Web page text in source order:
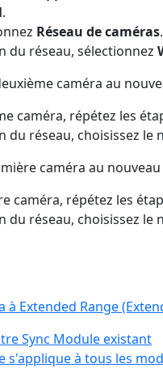
.
Réseau de caméras.
du réseau, sélectionnez
caméra au
caméra, répétez les
du réseau, choisissez le
caméra au
caméra, répétez les
du réseau, choisissez le
à Extended Range
Sync Module existant
s'applique à tous les